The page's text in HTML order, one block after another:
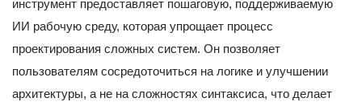
инструмент предоставляет пошаговую, поддерживаемую
ИИ рабочую среду, которая упрощает процесс
проектирования сложных систем. Он позволяет
пользователям сосредоточиться на логике и улучшении
архитектуры, а не на сложностях синтаксиса, что делает